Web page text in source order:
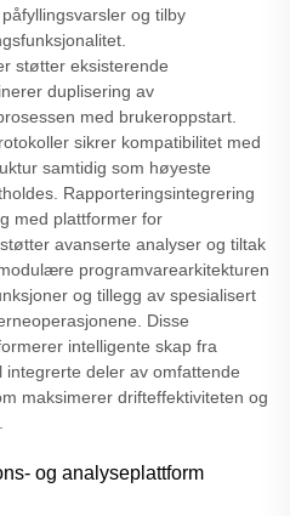
og tilby
støtter eksisterende
duplisering av
med brukeroppstart.
sikrer kompatibilitet med
samtidig som høyeste
Rapporteringsintegrering
med plattformer for
avanserte analyser og tiltak
programvarearkitekturen
og tillegg av spesialisert
Disse
intelligente skap fra
deler av omfattende
maksimerer drifteffektiviteten og